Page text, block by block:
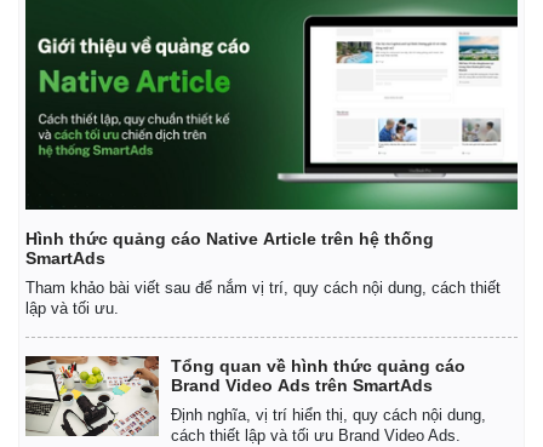
Hình thức quảng cáo Native Article trên hệ thống
SmartAds
Tham khảo bài viết sau để nắm vị trí, quy cách nội dung, cách thiết
lập và tối ưu.
Tổng quan về hình thức quảng cáo
Brand Video Ads trên SmartAds
Định nghĩa, vị trí hiển thị, quy cách nội dung,
cách thiết lập và tối ưu Brand Video Ads.